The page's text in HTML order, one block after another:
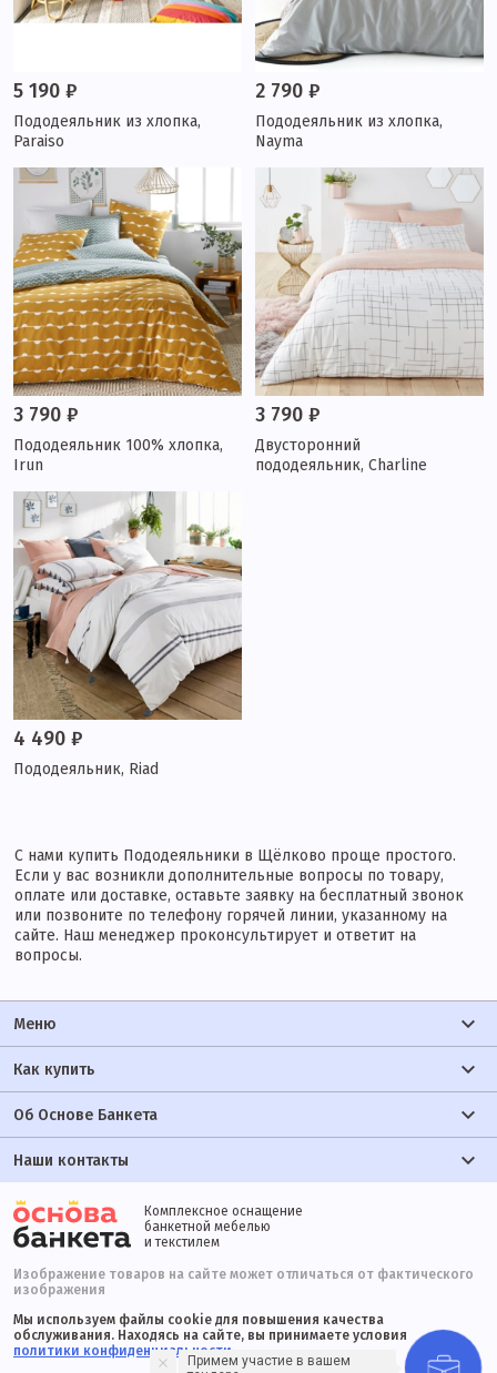
5 190 ₽
Пододеяльник из хлопка,
Paraiso
2 790 ₽
Пододеяльник из хлопка,
Nayma
3 790 ₽
Пододеяльник 100% хлопка,
Irun
3 790 ₽
Двусторонний
пододеяльник, Charline
4 490 ₽
Пододеяльник, Riad
С нами купить Пододеяльники в Щёлково проще простого.
Если у вас возникли дополнительные вопросы по товару,
оплате или доставке, оставьте заявку на бесплатный звонок
или позвоните по телефону горячей линии, указанному на
сайте. Наш менеджер проконсультирует и ответит на
вопросы.
Меню
Как купить
Об Основе Банкета
Наши контакты
Комплексное оснащение
банкетной мебелью
и текстилем
Изображение товаров на сайте может отличаться от фактического
изображения
Мы используем файлы cookie для повышения качества
обслуживания. Находясь на сайте, вы принимаете условия
политики конфиденциальности
Примем участие в вашем